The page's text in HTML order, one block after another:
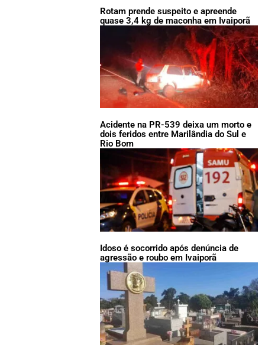
Rotam prende suspeito e apreende
quase 3,4 kg de maconha em Ivaiporã
Acidente na PR-539 deixa um morto e
dois feridos entre Marilândia do Sul e
Rio Bom
Idoso é socorrido após denúncia de
agressão e roubo em Ivaiporã